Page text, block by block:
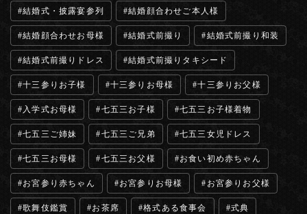
結婚式・披露宴参列 結婚顔合わせご本人様
結婚顔合わせお母様 結婚式前撮り 結婚式前撮り和装
結婚式前撮りドレス 結婚式前撮りタキシード
十三参りお子様 十三参りお母様 十三参りお父様
入学式お母様 七五三お子様 七五三お子様着物
七五三ご姉妹 七五三ご兄弟 七五三女児ドレス
七五三お母様 七五三お父様 お食い初め赤ちゃん
お宮参り赤ちゃん お宮参りお母様 お宮参りお父様
歌舞伎鑑賞 お茶席 格式ある食事会 式典